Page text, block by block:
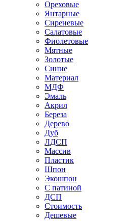
Ореховые
Янтарные
Сиреневые
Салатовые
Фиолетовые
Мятные
Золотые
Синие
Материал
МДФ
Эмаль
Акрил
Береза
Дерево
Дуб
ЛДСП
Массив
Пластик
Шпон
Экошпон
С патиной
ДСП
Стоимость
Дешевые